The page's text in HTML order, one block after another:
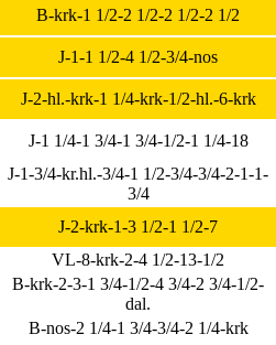
B-krk-1 1/2-2 1/2-2 1/2-2 1/2
J-1-1 1/2-4 1/2-3/4-nos
J-2-hl.-krk-1 1/4-krk-1/2-hl.-6-krk
J-1 1/4-1 3/4-1 3/4-1/2-1 1/4-18
J-1-3/4-kr.hl.-3/4-1 1/2-3/4-3/4-2-1-1-
3/4
J-2-krk-1-3 1/2-1 1/2-7
VL-8-krk-2-4 1/2-13-1/2
B-krk-2-3-1 3/4-1/2-4 3/4-2 3/4-1/2-
dal.
B-nos-2 1/4-1 3/4-3/4-2 1/4-krk